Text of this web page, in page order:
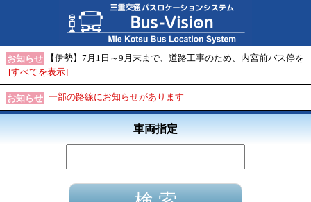
お知らせ
【伊勢】7月1日～9月末まで、道路工事のため、内宮前バス停を
[すべてを表示]
お知らせ 一部の路線にお知らせがあります
車両指定